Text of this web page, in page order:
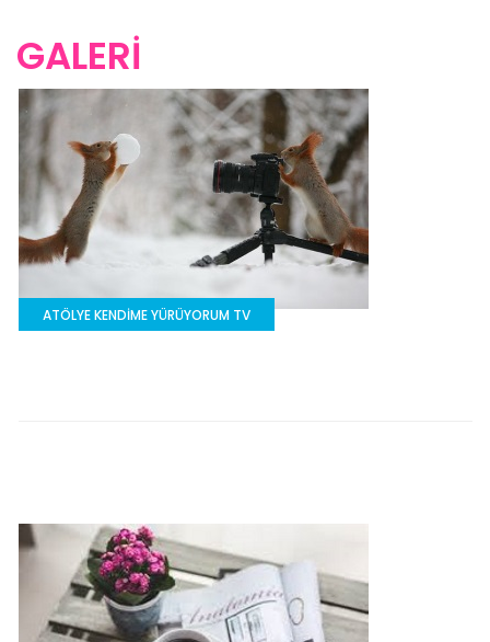
GALERİ
ATÖLYE KENDİME YÜRÜYORUM TV